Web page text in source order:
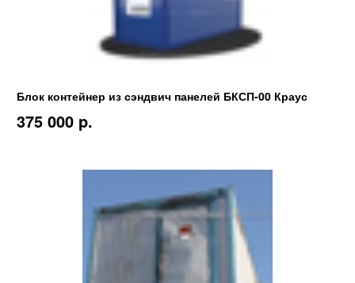
Блок контейнер из сэндвич панелей БКСП-00 Краус
375 000 p.